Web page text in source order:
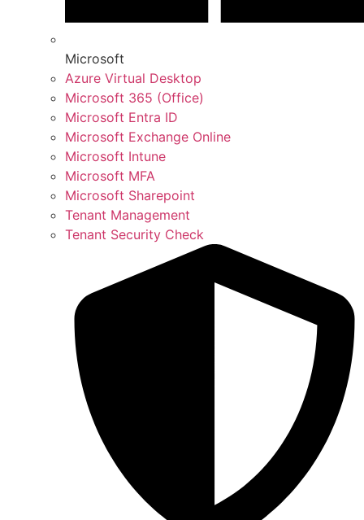
Microsoft
Azure Virtual Desktop
Microsoft 365 (Office)
Microsoft Entra ID
Microsoft Exchange Online
Microsoft Intune
Microsoft MFA
Microsoft Sharepoint
Tenant Management
Tenant Security Check